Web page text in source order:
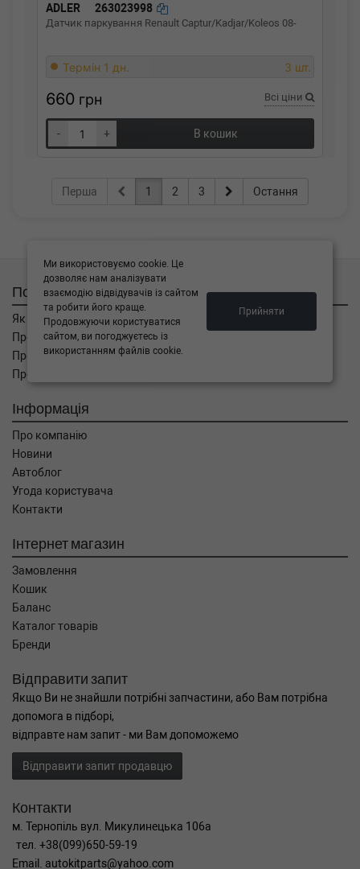
ADLER 263023998
Датчик паркування Renault Captur/Kadjar/Koleos 08-
Термін 1 дн. 3 шт.
660 грн Всі ціни
- + В кошик
Перша 1 2 3 Остання
Покупцям
Як замовити
Про оплату
Про доставку
Про повернення
Інформація
Про компанію
Новини
Автоблог
Угода користувача
Контакти
Інтернет магазин
Замовлення
Кошик
Баланс
Каталог товарів
Бренди
Відправити запит
Якщо Ви не знайшли потрібні запчастини, або Вам потрібна
допомога в підборі,
відправте нам запит - ми Вам допоможемо
Відправити запит продавцю
Контакти
м. Тернопіль вул. Микулинецька 106а
тел. +38(099)650-59-19
Email. autokitparts@yahoo.com
Ми використовуємо cookie. Це
дозволяє нам аналізувати
взаємодію відвідувачів із сайтом
та робити його краще.
Продовжуючи користуватися
сайтом, ви погоджуєтесь із
використанням файлів cookie.
Прийняти